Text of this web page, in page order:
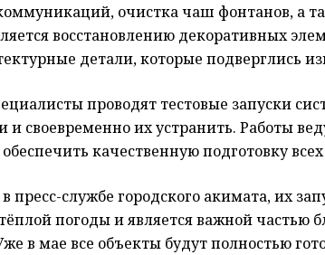
очистка чаш фонтанов, а
восстановлению декоративных
детали, которые подверглись
проводят тестовые запуски
и своевременно их устранить. Работы
качественную подготовку
пресс-службе городского акимата, их
погоды и является важной частью
в мае все объекты будут полностью